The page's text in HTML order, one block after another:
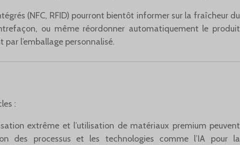
(NFC, RFID) pourront bientôt informer sur la fraîcheur du
ou même réordonner automatiquement le produit
l’emballage personnalisé.
:
extrême et l’utilisation de matériaux premium peuvent
des processus et les technologies comme l’IA pour la